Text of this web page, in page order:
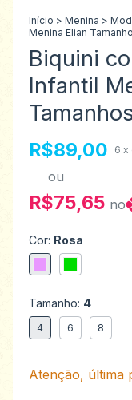
Início > Menina >
Menina Elian
Biquini
Infantil
R$89,00 6 x
ou
R$75,65 no
Cor: Rosa
Tamanho: 4
4 6 8
Atenção, última